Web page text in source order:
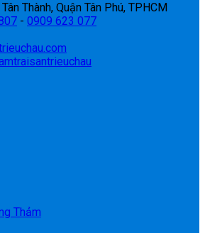
Thành, Quận Tân Phú, TPHCM
- 0909 623 077
Thảm